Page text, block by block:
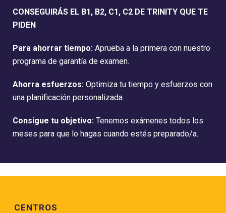
CONSEGUIRÁS EL B1, B2, C1, C2 DE TRINITY QUE TE
PIDEN
​Para ahorrar tiempo: Aprueba a la primera con nuestro
programa de garantía de examen.
Ahorra esfuerzos: Optimiza tu tiempo y esfuerzos con
una planificación personalizada.
Consigue tu objetivo: Tenemos exámenes todos los
meses para que lo hagas cuando estés preparado/a.
CENTROS